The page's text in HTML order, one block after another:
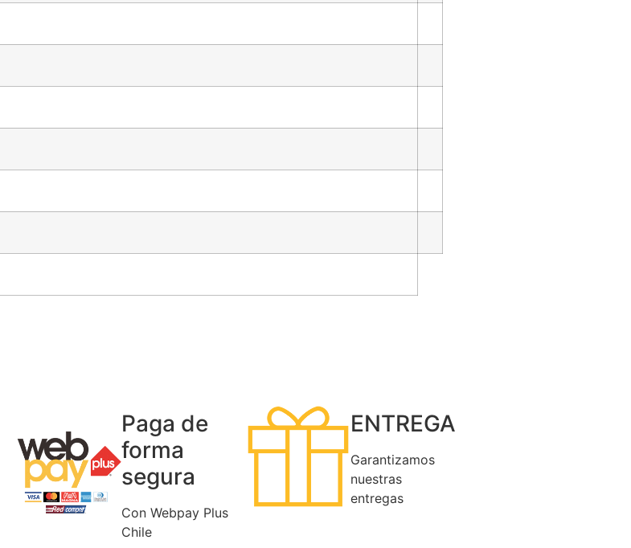
Paga de
forma
segura
Con Webpay Plus
Chile
ENTREGA
Garantizamos
nuestras
entregas